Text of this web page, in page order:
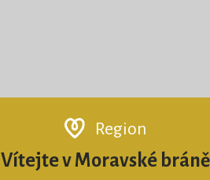
Region
Vítejte v Moravské bráně